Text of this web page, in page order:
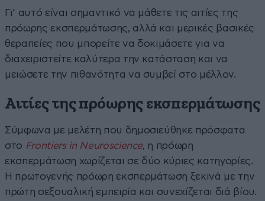
Γι’ αυτό είναι σημαντικό να μάθετε τις αιτίες της
πρόωρης εκσπερμάτωσης, αλλά και μερικές βασικές
θεραπείες που μπορείτε να δοκιμάσετε για να
διαχειριστείτε καλύτερα την κατάσταση και να
μειώσετε την πιθανότητα να συμβεί στο μέλλον.
Αιτίες της πρόωρης εκσπερμάτωσης
Σύμφωνα με μελέτη που δημοσιεύθηκε πρόσφατα
στο Frontiers in Neuroscience, η πρόωρη
εκσπερμάτωση χωρίζεται σε δύο κύριες κατηγορίες.
Η πρωτογενής πρόωρη εκσπερμάτωση ξεκινά με την
πρώτη σεξουαλική εμπειρία και συνεχίζεται διά βίου.